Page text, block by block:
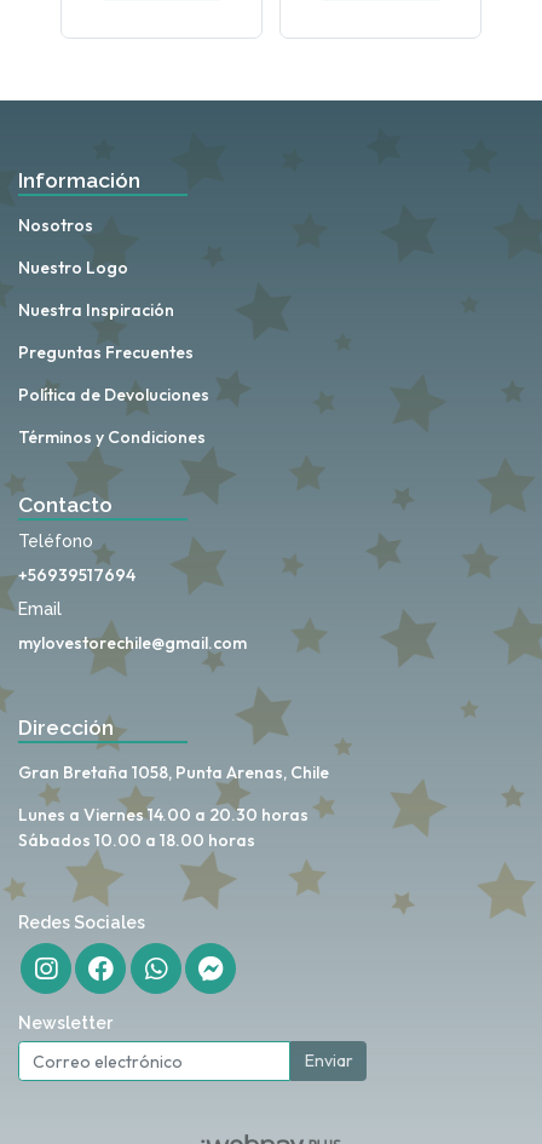
Información
Nosotros
Nuestro Logo
Nuestra Inspiración
Preguntas Frecuentes
Política de Devoluciones
Términos y Condiciones
Contacto
Teléfono
+56939517694
Email
mylovestorechile@gmail.com
Dirección
Gran Bretaña 1058, Punta Arenas, Chile
Lunes a Viernes 14.00 a 20.30 horas
Sábados 10.00 a 18.00 horas
Redes Sociales
Newsletter
Enviar